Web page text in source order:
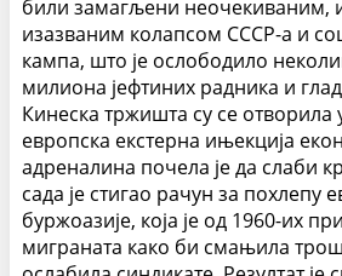
били замагљени неочекиваним,
изазваним колапсом СССР-а и
кампа, што је ослободило
милиона јефтиних радника и
Кинеска тржишта су се отворила
европска екстерна ињекција
адреналина почела је да слаби
сада је стигао рачун за похлепу
буржоазије, која је од 1960-их
миграната како би смањила